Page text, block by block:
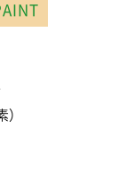
）